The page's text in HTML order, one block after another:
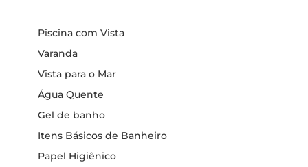
Piscina com Vista
Varanda
Vista para o Mar
Água Quente
Gel de banho
Itens Básicos de Banheiro
Papel Higiênico